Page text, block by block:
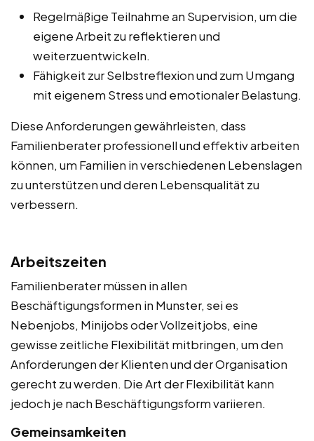
Regelmäßige Teilnahme an Supervision, um die
eigene Arbeit zu reflektieren und
weiterzuentwickeln.
Fähigkeit zur Selbstreflexion und zum Umgang
mit eigenem Stress und emotionaler Belastung.
Diese Anforderungen gewährleisten, dass
Familienberater professionell und effektiv arbeiten
können, um Familien in verschiedenen Lebenslagen
zu unterstützen und deren Lebensqualität zu
verbessern.
Arbeitszeiten
Familienberater müssen in allen
Beschäftigungsformen in Munster, sei es
Nebenjobs, Minijobs oder Vollzeitjobs, eine
gewisse zeitliche Flexibilität mitbringen, um den
Anforderungen der Klienten und der Organisation
gerecht zu werden. Die Art der Flexibilität kann
jedoch je nach Beschäftigungsform variieren.
Gemeinsamkeiten